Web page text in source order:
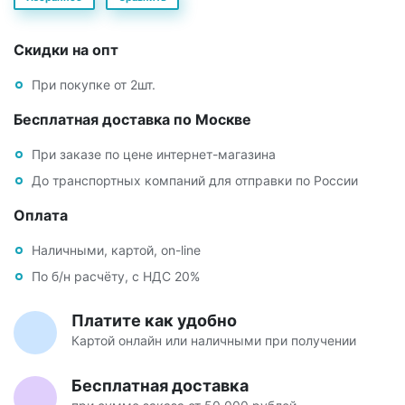
Скидки на опт
При покупке от 2шт.
Бесплатная доставка по Москве
При заказе по цене интернет-магазина
До транспортных компаний для отправки по России
Оплата
Наличными, картой, on-line
По б/н расчёту, с НДС 20%
Платите как удобно
Картой онлайн или наличными при получении
Бесплатная доставка